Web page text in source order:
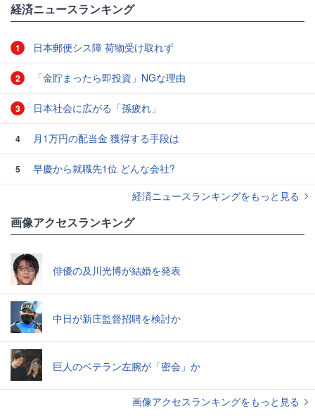
経済ニュースランキング
1 日本郵便シス障 荷物受け取れず
2 「金貯まったら即投資」NGな理由
3 日本社会に広がる「孫疲れ」
4 月1万円の配当金 獲得する手段は
5
早慶から就職先1位 どんな会社?
経済ニュースランキングをもっと見る
画像アクセスランキング
俳優の及川光博が結婚を発表
中日が新庄監督招聘を検討か
巨人のベテラン左腕が「密会」か
画像アクセスランキングをもっと見る